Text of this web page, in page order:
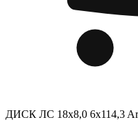
ДИСК ЛС 18x8,0 6x114,3